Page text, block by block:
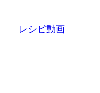
レシピ動画